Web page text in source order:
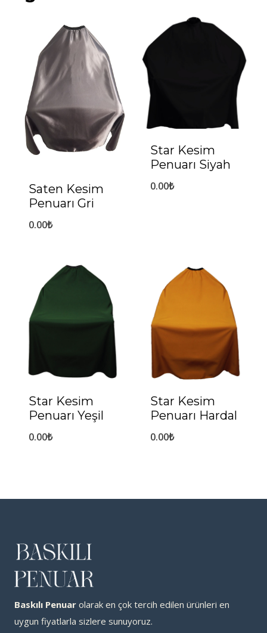
Saten Kesim
Penuarı Gri
0.00₺
Star Kesim
Penuarı Siyah
0.00₺
Star Kesim
Penuarı Yeşil
0.00₺
Star Kesim
Penuarı Hardal
0.00₺
Baskılı Penuar olarak en çok tercih edilen ürünleri en
uygun fiyatlarla sizlere sunuyoruz.